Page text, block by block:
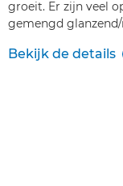
groeit. Er zijn veel
gemengd
Bekijk de details